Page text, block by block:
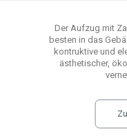
Der Aufzug mit
besten in das
kontruktive und
ästhetischer,